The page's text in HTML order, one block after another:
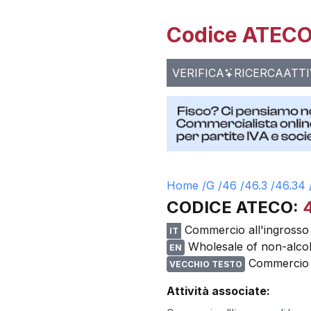
Codice
VERIFICA RICERCA
Home /G /46 /46.3 /46.34
CODICE ATECO:
IT Commercio
EN Wholesale of non-
VECCHIO TESTO
Attività associate: